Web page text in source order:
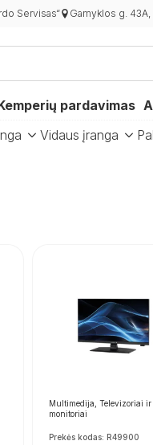
Servisas“ Gamyklos g. 43A,
pardavimas
Vidaus įranga
Multimedija, Televizoriai ir
monitoriai
Prekės kodas: R49900